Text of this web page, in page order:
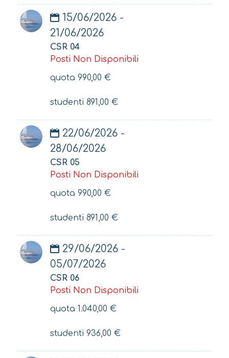
15/06/2026 -
21/06/2026
CSR 04
Posti Non Disponibili
quota 990,00 €
studenti 891,00 €
22/06/2026 -
28/06/2026
CSR 05
Posti Non Disponibili
quota 990,00 €
studenti 891,00 €
29/06/2026 -
05/07/2026
CSR 06
Posti Non Disponibili
quota 1.040,00 €
studenti 936,00 €